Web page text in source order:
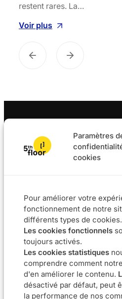
Paramètres
cookies
Pour améliorer votre
fonctionnement de notre
différents types de cookies.
Les cookies fonctionnels
toujours activés.
Les cookies statistiques
comprendre comment
d'en améliorer le contenu.
désactivé par défaut, peut
la performance de nos
restent rares. La…
Voir plus
Logiciel
Agile coaching
UX
Notre ADN
A propos
Approche
Engagements